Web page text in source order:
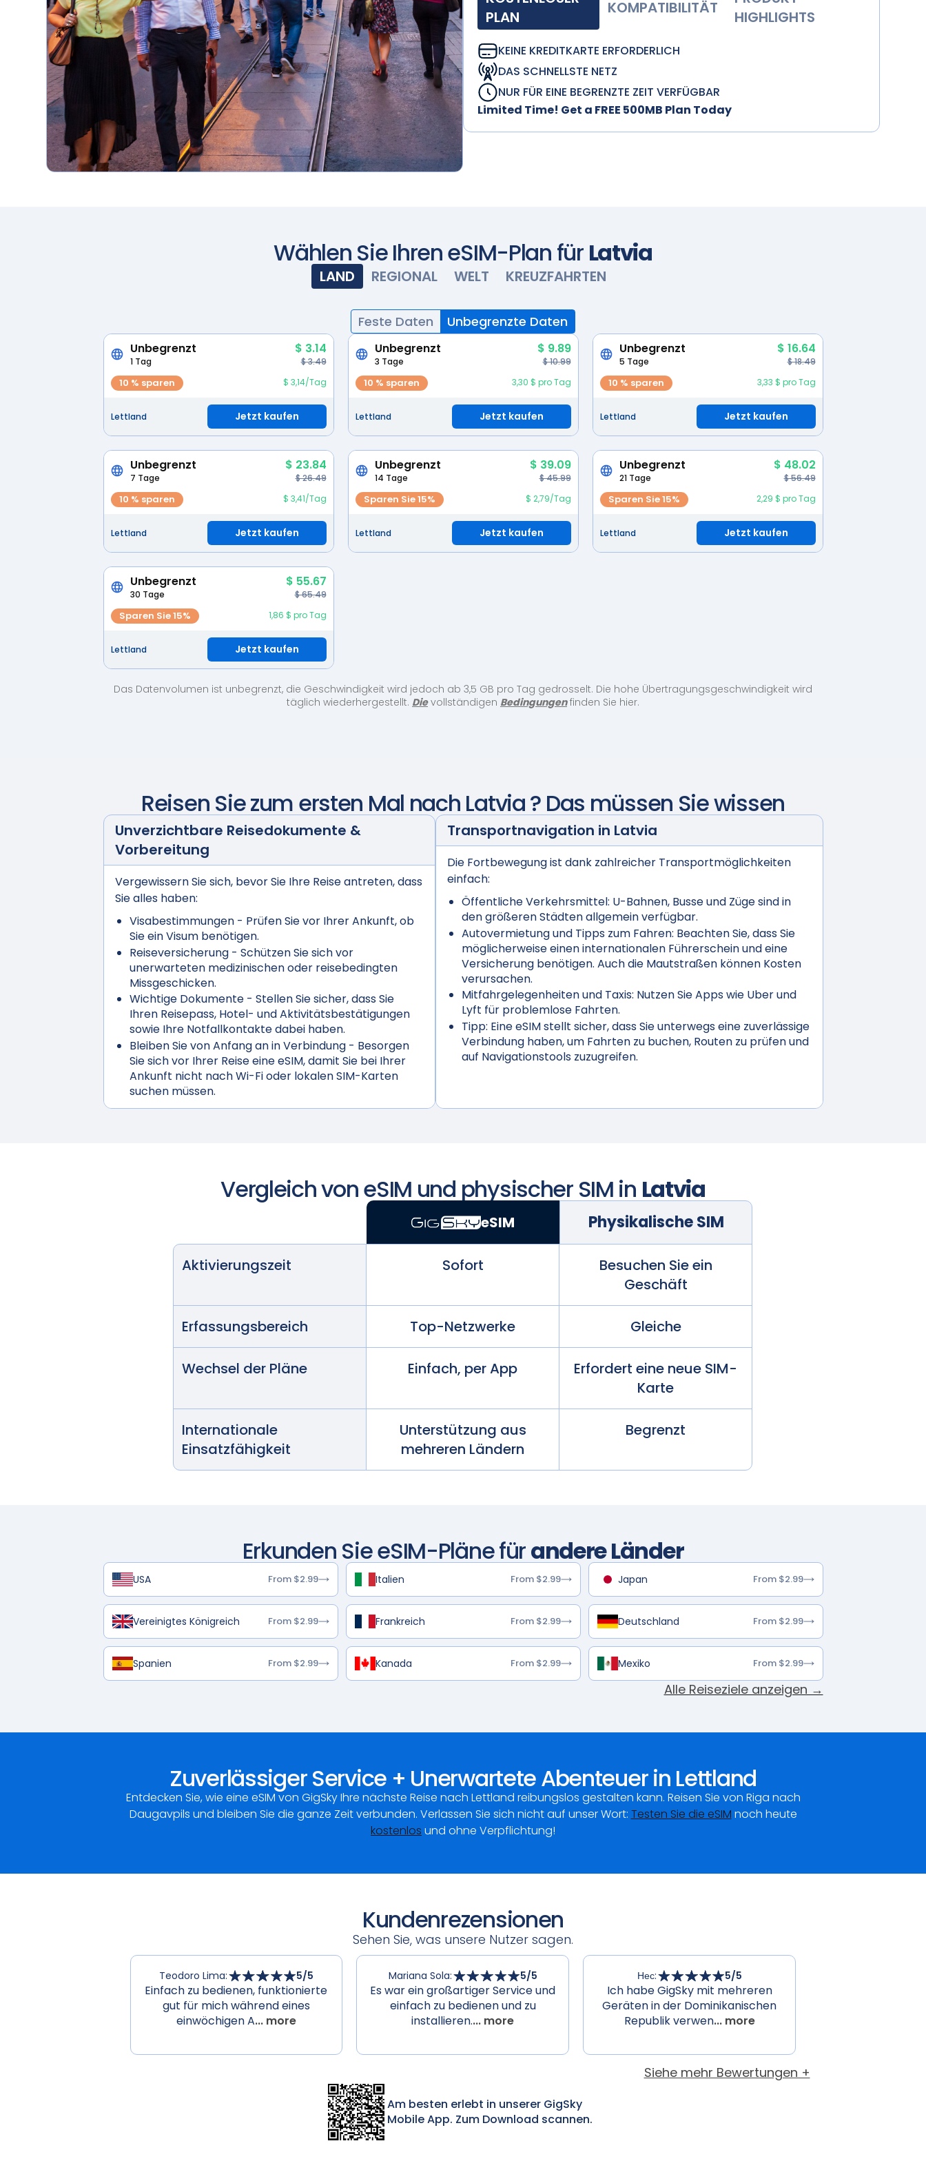
und zu Wasser
PLAN
KOMPATIBILITÄT
HIGHLIGHTS
KEINE KREDITKARTE ERFORDERLICH
DAS SCHNELLSTE NETZ
NUR FÜR EINE BEGRENZTE ZEIT VERFÜGBAR
Limited Time! Get a FREE 500MB Plan Today
Wählen Sie Ihren eSIM-Plan für Latvia
LAND REGIONAL WELT KREUZFAHRTEN
Feste Daten Unbegrenzte Daten
Unbegrenzt $ 3.14
1 Tag $ 3.49
10 % sparen $ 3,14/Tag
Lettland Jetzt kaufen
Unbegrenzt $ 9.89
3 Tage $ 10.99
10 % sparen 3,30 $ pro Tag
Lettland Jetzt kaufen
Unbegrenzt $ 16.64
5 Tage $ 18.49
10 % sparen 3,33 $ pro Tag
Lettland Jetzt kaufen
Unbegrenzt $ 23.84
7 Tage $ 26.49
10 % sparen $ 3,41/Tag
Lettland Jetzt kaufen
Unbegrenzt $ 39.09
14 Tage $ 45.99
Sparen Sie 15% $ 2,79/Tag
Lettland Jetzt kaufen
Unbegrenzt $ 48.02
21 Tage $ 56.49
Sparen Sie 15% 2,29 $ pro Tag
Lettland Jetzt kaufen
Unbegrenzt $ 55.67
30 Tage $ 65.49
Sparen Sie 15% 1,86 $ pro Tag
Lettland Jetzt kaufen
Das Datenvolumen ist unbegrenzt, die Geschwindigkeit wird jedoch ab 3,5 GB pro Tag gedrosselt. Die hohe Übertragungsgeschwindigkeit wird
täglich wiederhergestellt. Dievollständigen Bedingungenfinden Sie hier.
Reisen Sie zum ersten Mal nach Latvia? Das müssen Sie wissen
Unverzichtbare Reisedokumente &
Vorbereitung
Vergewissern Sie sich, bevor Sie Ihre Reise antreten, dass
Sie alles haben:
Visabestimmungen- Prüfen Sie vor Ihrer Ankunft, ob
Sie ein Visum benötigen.
Reiseversicherung- Schützen Sie sich vor
unerwarteten medizinischen oder reisebedingten
Missgeschicken.
Wichtige Dokumente- Stellen Sie sicher, dass Sie
Ihren Reisepass, Hotel- und Aktivitätsbestätigungen
sowie Ihre Notfallkontakte dabei haben.
Bleiben Sie von Anfang an in Verbindung- Besorgen
Sie sich vor Ihrer Reise eine eSIM, damit Sie bei Ihrer
Ankunft nicht nach Wi-Fi oder lokalen SIM-Karten
suchen müssen.
Transportnavigation in Latvia
Die Fortbewegung ist dank zahlreicher Transportmöglichkeiten
einfach:
Öffentliche Verkehrsmittel: U-Bahnen, Busse und Züge sind in
den größeren Städten allgemein verfügbar.
Autovermietung und Tipps zum Fahren: Beachten Sie, dass Sie
möglicherweise einen internationalen Führerschein und eine
Versicherung benötigen. Auch die Mautstraßen können Kosten
verursachen.
Mitfahrgelegenheiten und Taxis: Nutzen Sie Apps wie Uber und
Lyft für problemlose Fahrten.
Tipp: Eine eSIM stellt sicher, dass Sie unterwegs eine zuverlässige
Verbindung haben, um Fahrten zu buchen, Routen zu prüfen und
auf Navigationstools zuzugreifen.
Vergleich von eSIM und physischer SIM in Latvia
eSIM Physikalische SIM
Aktivierungszeit Sofort
Besuchen Sie ein
Geschäft
Erfassungsbereich Top-Netzwerke Gleiche
Wechsel der Pläne Einfach, per App
Erfordert eine neue SIM-
Karte
Internationale
Einsatzfähigkeit
Unterstützung aus
mehreren Ländern
Begrenzt
Erkunden Sie eSIM-Pläne fürandere Länder
USA From $2.99 Italien From $2.99 Japan From $2.99
Vereinigtes Königreich From $2.99 Frankreich From $2.99 Deutschland From $2.99
Spanien From $2.99 Kanada From $2.99 Mexiko From $2.99
Alle Reiseziele anzeigen →
Zuverlässiger Service + Unerwartete Abenteuer in Lettland
Entdecken Sie, wie eine eSIM von GigSky Ihre nächste Reise nach Lettland reibungslos gestalten kann. Reisen Sie von Riga nach
Daugavpils und bleiben Sie die ganze Zeit verbunden. Verlassen Sie sich nicht auf unser Wort: Testen Sie die eSIM noch heute
kostenlos und ohne Verpflichtung!
Kundenrezensionen
Sehen Sie, was unsere Nutzer sagen.
Teodoro Lima: 5/5
Einfach zu bedienen, funktionierte
gut für mich während eines
einwöchigen A... more
Mariana Sola: 5/5
Es war ein großartiger Service und
einfach zu bedienen und zu
installieren.... more
Нес: 5/5
Ich habe GigSky mit mehreren
Geräten in der Dominikanischen
Republik verwen... more
Siehe mehr Bewertungen +
Am besten erlebt in unserer GigSky
Mobile App. Zum Download scannen.